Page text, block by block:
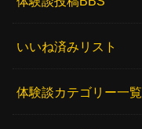
いいね済みリスト
体験談カテゴリー一覧